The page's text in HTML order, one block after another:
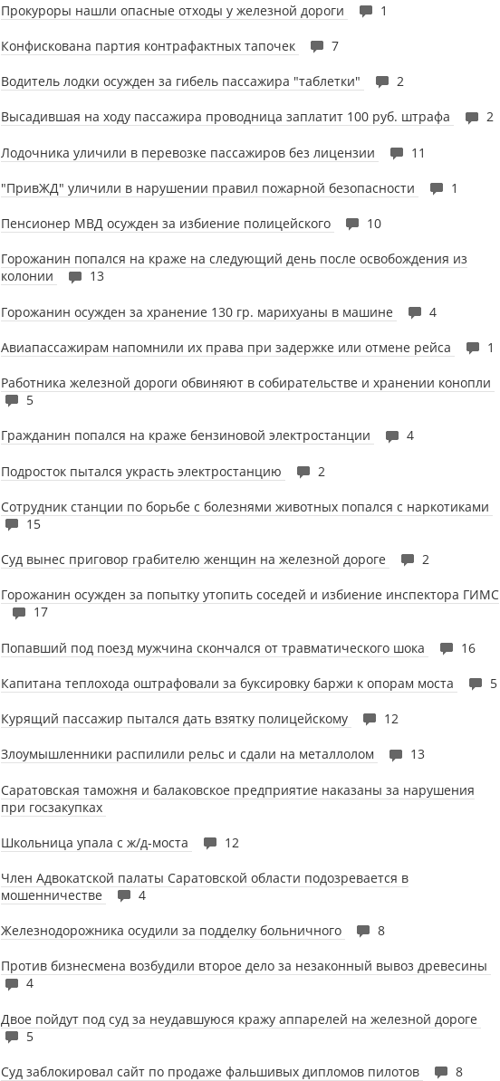
Прокуроры нашли опасные отходы у железной дороги 1
Конфискована партия контрафактных тапочек 7
Водитель лодки осужден за гибель пассажира "таблетки" 2
Высадившая на ходу пассажира проводница заплатит 100 руб. штрафа 2
Лодочника уличили в перевозке пассажиров без лицензии 11
"ПривЖД" уличили в нарушении правил пожарной безопасности 1
Пенсионер МВД осужден за избиение полицейского 10
Горожанин попался на краже на следующий день после освобождения из
колонии
13
Горожанин осужден за хранение 130 гр. марихуаны в машине 4
Авиапассажирам напомнили их права при задержке или отмене рейса 1
Работника железной дороги обвиняют в собирательстве и хранении конопли
5
Гражданин попался на краже бензиновой электростанции 4
Подросток пытался украсть электростанцию 2
Сотрудник станции по борьбе с болезнями животных попался с наркотиками
15
Суд вынес приговор грабителю женщин на железной дороге 2
Горожанин осужден за попытку утопить соседей и избиение инспектора ГИМС
17
Попавший под поезд мужчина скончался от травматического шока 16
Капитана теплохода оштрафовали за буксировку баржи к опорам моста 5
Курящий пассажир пытался дать взятку полицейскому 12
Злоумышленники распилили рельс и сдали на металлолом 13
Саратовская таможня и балаковское предприятие наказаны за нарушения
при госзакупках
Школьница упала с ж/д-моста 12
Член Адвокатской палаты Саратовской области подозревается в
мошенничестве
4
Железнодорожника осудили за подделку больничного 8
Против бизнесмена возбудили второе дело за незаконный вывоз древесины
4
Двое пойдут под суд за неудавшуюся кражу аппарелей на железной дороге
5
Суд заблокировал сайт по продаже фальшивых дипломов пилотов 8